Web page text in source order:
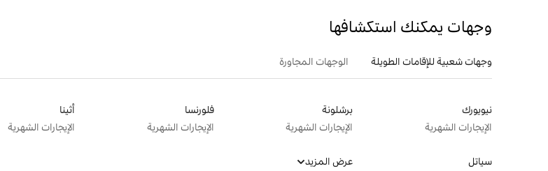
وجهات يمكنك استكشافها
وجهات شعبية للإقامات الطويلة الوجهات المجاورة
نيويورك
الإيجارات الشهرية
برشلونة
الإيجارات الشهرية
فلورنسا
الإيجارات الشهرية
أثينا
الإيجارات الشهرية
سياتل
عرض المزيد